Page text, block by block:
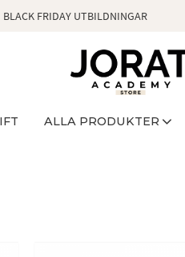
BLACK FRIDAY UTBILDNINGAR
ALLA PRODUKTER